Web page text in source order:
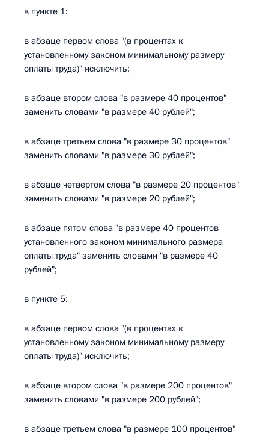
в пункте 1:
в абзаце первом слова "(в процентах к
установленному законом минимальному размеру
оплаты труда)" исключить;
в абзаце втором слова "в размере 40 процентов"
заменить словами "в размере 40 рублей";
в абзаце третьем слова "в размере 30 процентов"
заменить словами "в размере 30 рублей";
в абзаце четвертом слова "в размере 20 процентов"
заменить словами "в размере 20 рублей";
в абзаце пятом слова "в размере 40 процентов
установленного законом минимального размера
оплаты труда" заменить словами "в размере 40
рублей";
в пункте 5:
в абзаце первом слова "(в процентах к
установленному законом минимальному размеру
оплаты труда)" исключить;
в абзаце втором слова "в размере 200 процентов"
заменить словами "в размере 200 рублей";
в абзаце третьем слова "в размере 100 процентов"